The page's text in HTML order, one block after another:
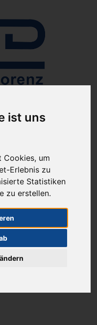
ist uns
Cookies, um
Erlebnis zu
Statistiken
zu erstellen.
Sie haben Fragen?